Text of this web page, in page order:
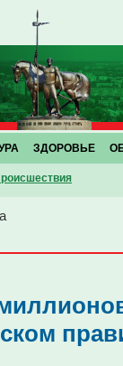
ЗДОРОВЬЕ